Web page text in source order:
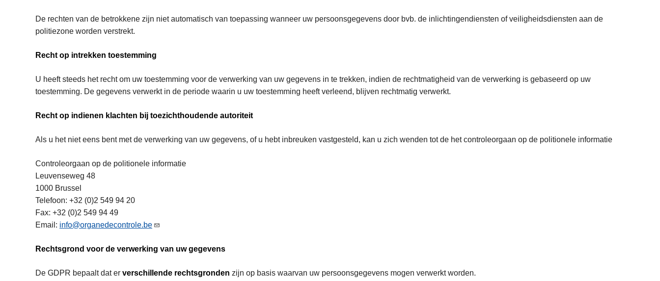
De rechten van de betrokkene zijn niet automatisch van toepassing wanneer uw persoonsgegevens door bvb. de inlichtingendiensten of veiligheidsdiensten aan de
politiezone worden verstrekt.
Recht op intrekken toestemming
U heeft steeds het recht om uw toestemming voor de verwerking van uw gegevens in te trekken, indien de rechtmatigheid van de verwerking is gebaseerd op uw
toestemming. De gegevens verwerkt in de periode waarin u uw toestemming heeft verleend, blijven rechtmatig verwerkt.
Recht op indienen klachten bij toezichthoudende autoriteit
Als u het niet eens bent met de verwerking van uw gegevens, of u hebt inbreuken vastgesteld, kan u zich wenden tot de het controleorgaan op de politionele informatie
Controleorgaan op de politionele informatie
Leuvenseweg 48
1000 Brussel
Telefoon: +32 (0)2 549 94 20
Fax: +32 (0)2 549 94 49
Email: info@organedecontrole.be
Rechtsgrond voor de verwerking van uw gegevens
De GDPR bepaalt dat er verschillende rechtsgronden zijn op basis waarvan uw persoonsgegevens mogen verwerkt worden.